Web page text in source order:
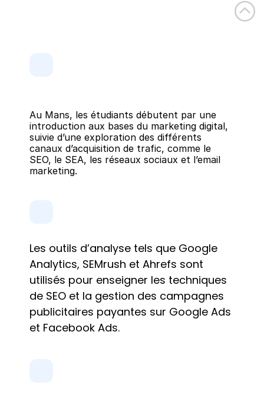
Au Mans, les étudiants débutent par une
introduction aux bases du marketing digital,
suivie d’une exploration des différents
canaux d’acquisition de trafic, comme le
SEO, le SEA, les réseaux sociaux et l’email
marketing.
Les outils d’analyse tels que Google
Analytics, SEMrush et Ahrefs sont
utilisés pour enseigner les techniques
de SEO et la gestion des campagnes
publicitaires payantes sur Google Ads
et Facebook Ads.